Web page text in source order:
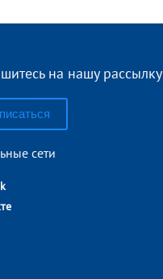
на нашу рассылку
сети